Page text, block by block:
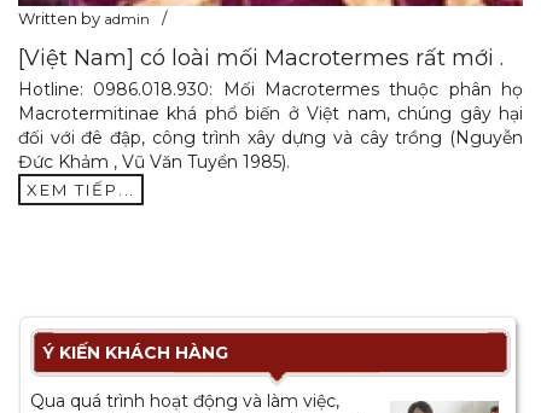
Written by admin
[Việt Nam] có loài mối Macrotermes rất mới .
Hotline: 0986.018.930: Mối Macrotermes thuộc phân họ
Macrotermitinae khá phổ biến ở Việt nam, chúng gây hại
đối với đê đập, công trình xây dựng và cây trồng (Nguyễn
Đức Khảm , Vũ Văn Tuyển 1985).
XEM TIẾP...
Ý KIẾN KHÁCH HÀNG
Qua quá trình hoạt động và làm việc,